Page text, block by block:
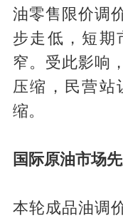
油零售限价调
步走低，短期
窄。受此影响
压缩，民营站
缩。
国际原油市场
本轮成品油调